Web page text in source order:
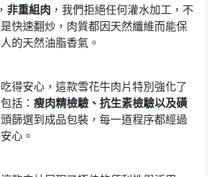
， 非重組肉 ，我們拒絕任何灌水加工，不
快速翻炒，肉質都因天然纖維而能保
的天然油脂香氣。
得安心，這款雪花牛肉片特別強化了
括： 瘦肉精檢驗、抗生素檢驗以及磺
頭篩選到成品包裝，每一道程序都經過
心。